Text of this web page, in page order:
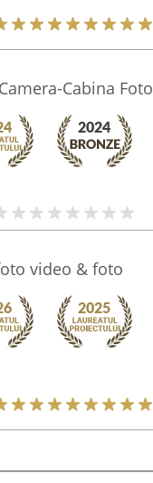
Cabina Foto
video & foto